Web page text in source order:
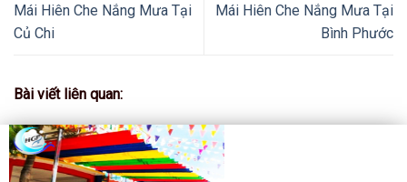
Mái Hiên Che Nắng Mưa Tại
Củ Chi
Mái Hiên Che Nắng Mưa Tại
Bình Phước
Bài viết liên quan: